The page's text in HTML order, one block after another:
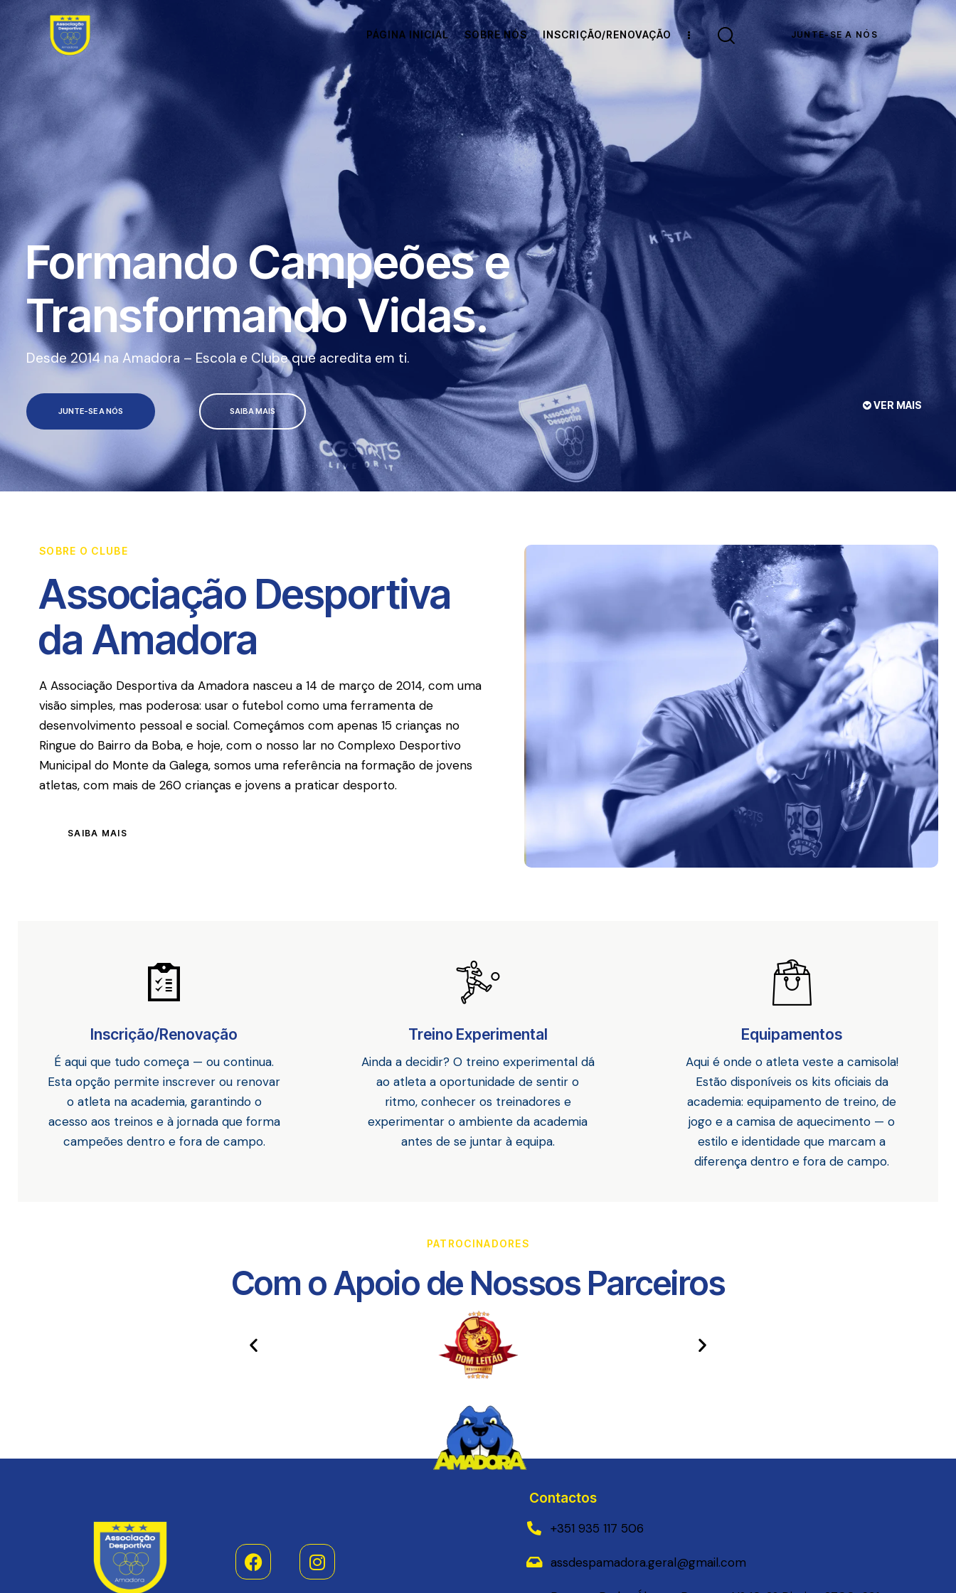
PÁGINA INICIAL SOBRE NÓS INSCRIÇÃO/RENOVAÇÃO JUNTE-SE A NÓS
VER MAIS
SAIBA MAIS
JUNTE-SE A NÓS
Desde 2014 na Amadora – Escola e Clube que acredita em ti.
Formando Campeões e
Transformando Vidas.
SOBRE O CLUBE
Associação Desportiva
da Amadora
A Associação Desportiva da Amadora nasceu a 14 de março de 2014, com uma
visão simples, mas poderosa: usar o futebol como uma ferramenta de
desenvolvimento pessoal e social. Começámos com apenas 15 crianças no
Ringue do Bairro da Boba, e hoje, com o nosso lar no Complexo Desportivo
Municipal do Monte da Galega, somos uma referência na formação de jovens
atletas, com mais de 260 crianças e jovens a praticar desporto.
SAIBA MAIS
Inscrição/Renovação
É aqui que tudo começa — ou continua.
Esta opção permite inscrever ou renovar
o atleta na academia, garantindo o
acesso aos treinos e à jornada que forma
campeões dentro e fora de campo.
Treino Experimental
Ainda a decidir? O treino experimental dá
ao atleta a oportunidade de sentir o
ritmo, conhecer os treinadores e
experimentar o ambiente da academia
antes de se juntar à equipa.
Equipamentos
Aqui é onde o atleta veste a camisola!
Estão disponíveis os kits oficiais da
academia: equipamento de treino, de
jogo e a camisa de aquecimento — o
estilo e identidade que marcam a
diferença dentro e fora de campo.
PATROCINADORES
Com o Apoio de Nossos Parceiros​
Contactos
+351 935 117 506
assdespamadora.geral@gmail.com